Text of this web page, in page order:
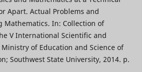
Apart. Actual Problems and
Mathematics. In: Collection of
V International Scientific and
of Education and Science of
Southwest State University, 2014. p.